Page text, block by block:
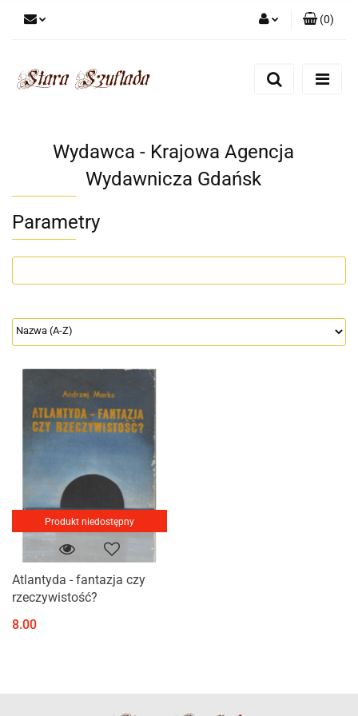
Zarejestruj się
(0)
Wydawca - Krajowa Agencja
Wydawnicza Gdańsk
Parametry
Produkt niedostępny
Atlantyda - fantazja czy
rzeczywistość?
8.00